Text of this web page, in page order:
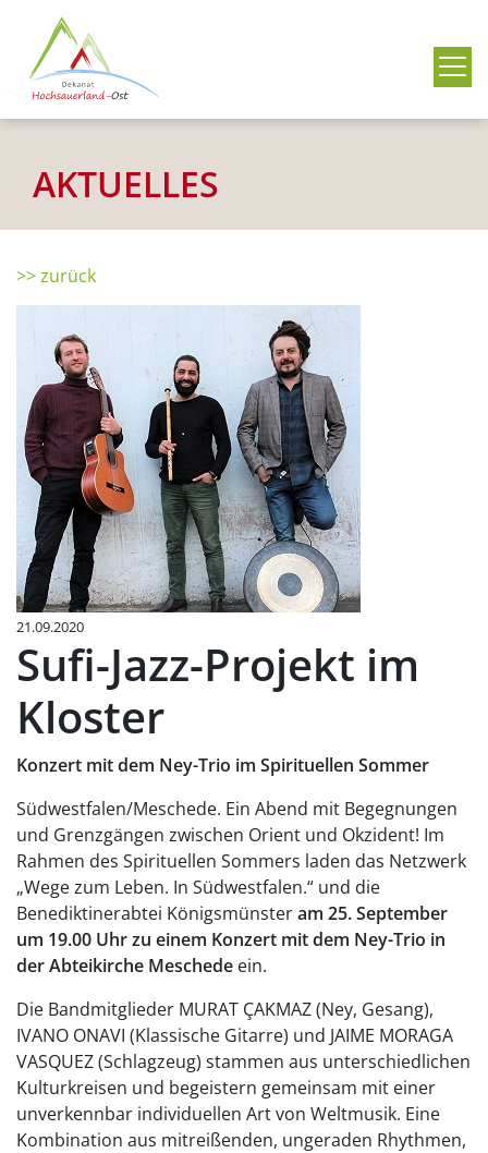
AKTUELLES
>> zurück
21.09.2020
Sufi-Jazz-Projekt im
Kloster
Konzert mit dem Ney-Trio im Spirituellen Sommer
Südwestfalen/Meschede. Ein Abend mit Begegnungen
und Grenzgängen zwischen Orient und Okzident! Im
Rahmen des Spirituellen Sommers laden das Netzwerk
„Wege zum Leben. In Südwestfalen.“ und die
Benediktinerabtei Königsmünsteram 25. September
um 19.00 Uhr zu einem Konzert mit dem Ney-Trio in
der Abteikirche Meschede ein.
Die Bandmitglieder MURAT ÇAKMAZ (Ney, Gesang),
IVANO ONAVI (Klassische Gitarre) und JAIME MORAGA
VASQUEZ (Schlagzeug) stammen aus unterschiedlichen
Kulturkreisen und begeistern gemeinsam mit einer
unverkennbar individuellen Art von Weltmusik. Eine
Kombination aus mitreißenden, ungeraden Rhythmen,